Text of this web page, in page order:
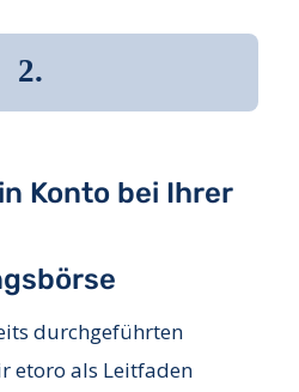
2.
Konto bei Ihrer
durchgeführten
etoro als Leitfaden